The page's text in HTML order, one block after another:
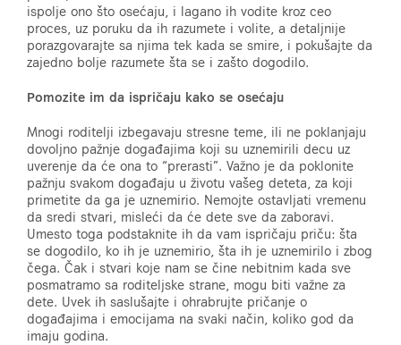
ispolje ono što osećaju, i lagano ih vodite kroz ceo
proces, uz poruku da ih razumete i volite, a detaljnije
porazgovarajte sa njima tek kada se smire, i pokušajte da
zajedno bolje razumete šta se i zašto dogodilo.
Pomozite im da ispričaju kako se osećaju
Mnogi roditelji izbegavaju stresne teme, ili ne poklanjaju
dovoljno pažnje događajima koji su uznemirili decu uz
uverenje da će ona to “prerasti”. Važno je da poklonite
pažnju svakom događaju u životu vašeg deteta, za koji
primetite da ga je uznemirio. Nemojte ostavljati vremenu
da sredi stvari, misleći da će dete sve da zaboravi.
Umesto toga podstaknite ih da vam ispričaju priču: šta
se dogodilo, ko ih je uznemirio, šta ih je uznemirilo i zbog
čega. Čak i stvari koje nam se čine nebitnim kada sve
posmatramo sa roditeljske strane, mogu biti važne za
dete. Uvek ih saslušajte i ohrabrujte pričanje o
događajima i emocijama na svaki način, koliko god da
imaju godina.